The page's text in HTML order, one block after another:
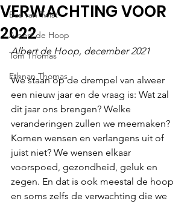
Bas van Twist
Albert de Hoop
Tom Thomas
Ethnan Thomas
VERWACHTING VOOR
2022
Albert de Hoop, december 2021
We staan op de drempel van alweer
een nieuw jaar en de vraag is: Wat zal
dit jaar ons brengen? Welke
veranderingen zullen we meemaken?
Komen wensen en verlangens uit of
juist niet? We wensen elkaar
voorspoed, gezondheid, geluk en
zegen. En dat is ook meestal de hoop
en soms zelfs de verwachting die we